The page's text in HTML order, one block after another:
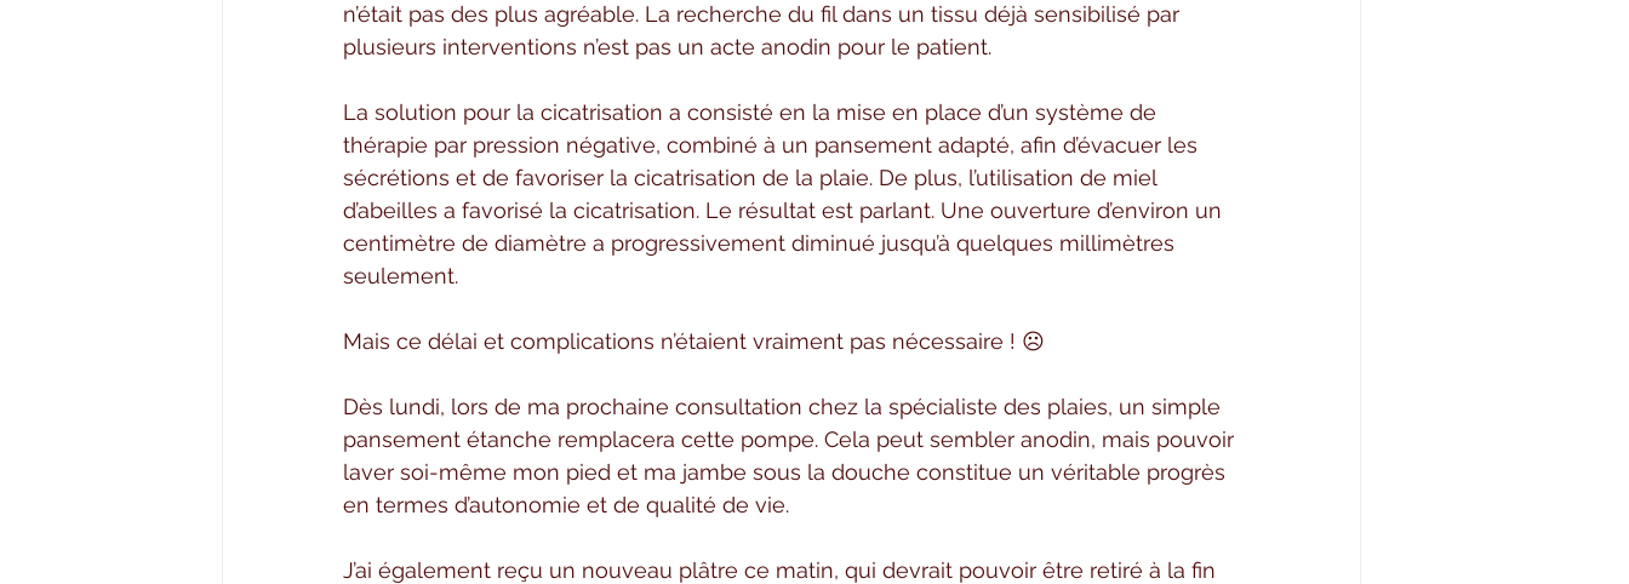
n’était pas des plus agréable. La recherche du fil dans un tissu déjà sensibilisé par
plusieurs interventions n’est pas un acte anodin pour le patient.
La solution pour la cicatrisation a consisté en la mise en place d’un système de
thérapie par pression négative, combiné à un pansement adapté, afin d’évacuer les
sécrétions et de favoriser la cicatrisation de la plaie. De plus, l’utilisation de miel
d’abeilles a favorisé la cicatrisation. Le résultat est parlant. Une ouverture d’environ un
centimètre de diamètre a progressivement diminué jusqu’à quelques millimètres
seulement.
Mais ce délai et complications n’étaient vraiment pas nécessaire ! ☹
Dès lundi, lors de ma prochaine consultation chez la spécialiste des plaies, un simple
pansement étanche remplacera cette pompe. Cela peut sembler anodin, mais pouvoir
laver soi-même mon pied et ma jambe sous la douche constitue un véritable progrès
en termes d’autonomie et de qualité de vie.
J’ai également reçu un nouveau plâtre ce matin, qui devrait pouvoir être retiré à la fin